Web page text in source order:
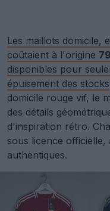
Les maillots domicile,
coûtaient à l'origine
disponibles pour
épuisement des stocks
domicile rouge vif, le
des détails
d'inspiration rétro.
sous licence officielle,
authentiques.